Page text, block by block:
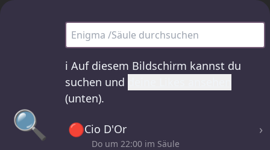
🔍
Enigma /Säule – alle Sets
ℹ️ Auf diesem Bildschirm kannst du
suchen und
(unten).
🔴Cio D'Or ›
Do um 22:00 im Säule